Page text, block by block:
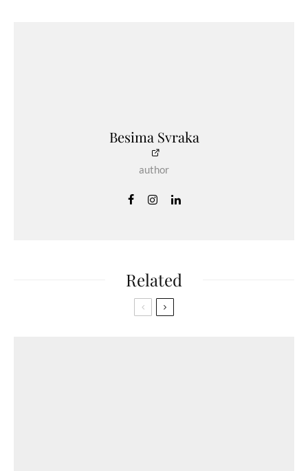
Besima Svraka
author
Related